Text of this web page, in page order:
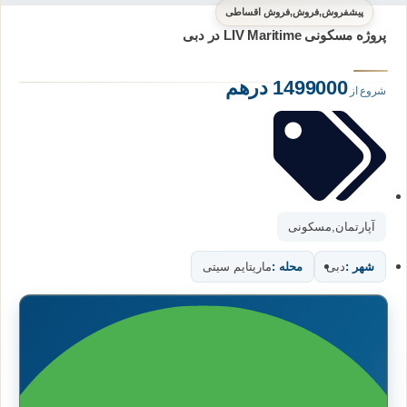
پروژه مسکونی LIV Maritime در دبی
پیشفروش,فروش,فروش اقساطی
شروع از1499000 درهم
آپارتمان,مسکونی
شهر : دبی محله :ماریتایم سیتی